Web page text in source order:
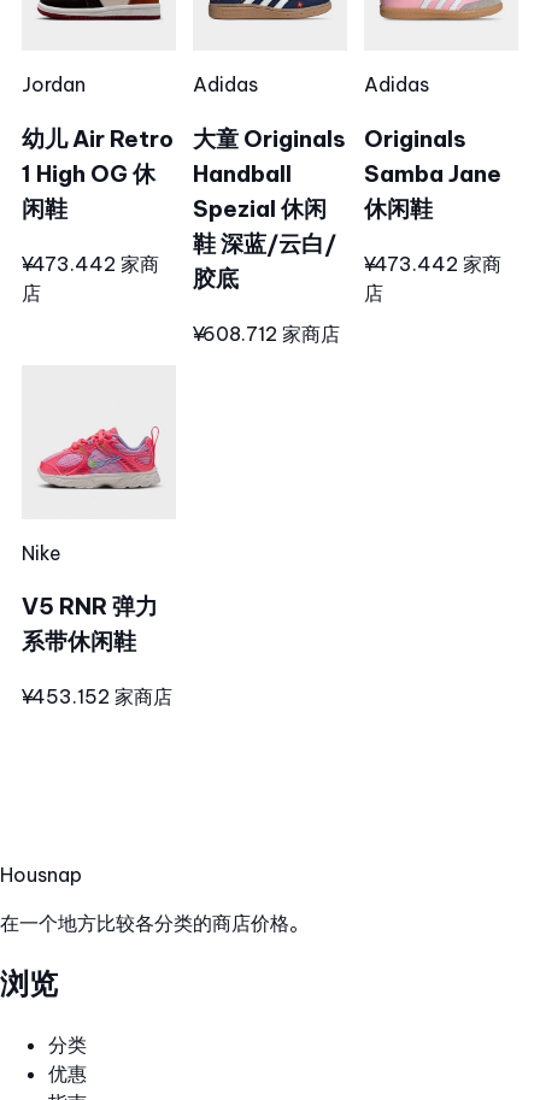
Jordan
幼儿 Air Retro
1 High OG 休
闲鞋
¥473.442 家商
店
Adidas
大童 Originals
Handball
Spezial 休闲
鞋 深蓝/云白/
胶底
¥608.712 家商店
Adidas
Originals
Samba Jane
休闲鞋
¥473.442 家商
店
Nike
V5 RNR 弹力
系带休闲鞋
¥453.152 家商店
Housnap
在一个地方比较各分类的商店价格。
浏览
分类
优惠